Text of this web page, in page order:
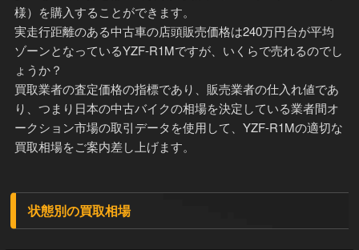
様）を購入することができます。
実走行距離のある中古車の店頭販売価格は240万円台が平均
ゾーンとなっているYZF-R1Mですが、いくらで売れるのでし
ょうか？
買取業者の査定価格の指標であり、販売業者の仕入れ値であ
り、つまり日本の中古バイクの相場を決定している業者間オ
ークション市場の取引データを使用して、YZF-R1Mの適切な
買取相場をご案内差し上げます。
状態別の買取相場